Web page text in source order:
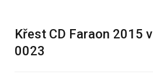
Křest CD Faraon 2015
0023